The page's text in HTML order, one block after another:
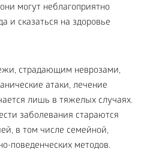
могут неблагоприятно
и сказаться на здоровье
страдающим неврозами,
атаки, лечение
лишь в тяжелых случаях.
заболевания стараются
в том числе семейной,
поведенческих методов.